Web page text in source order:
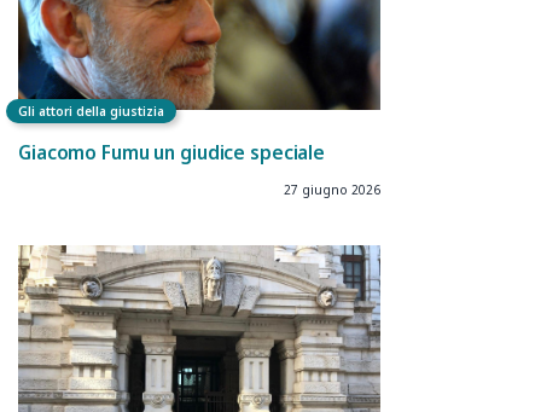
Gli attori della giustizia
Giacomo Fumu un giudice speciale
27 giugno 2026